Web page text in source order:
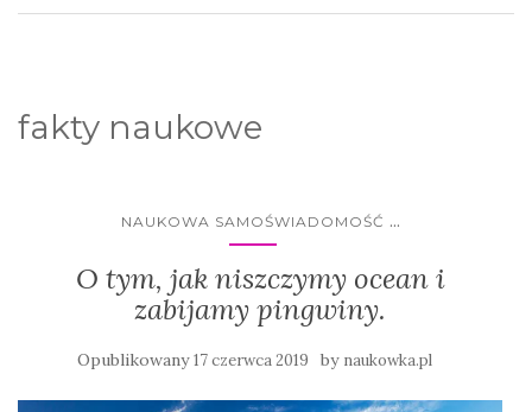
fakty naukowe
NAUKOWA SAMOŚWIADOMOŚĆ ...
O tym, jak niszczymy ocean i
zabijamy pingwiny.
Opublikowany17 czerwca 2019 by naukowka.pl